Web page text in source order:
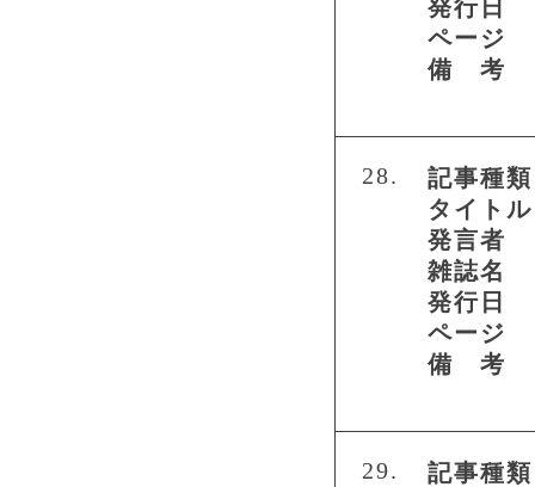
発行日
ページ
備 考
28.
記事種類
タイトル
発言者
雑誌名
発行日
ページ
備 考
29.
記事種類